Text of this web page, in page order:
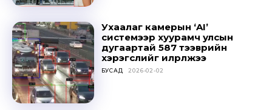
Ухаалаг камерын ‘AI’
системээр хуурамч улсын
дугаартай 587 тээврийн
хэрэгслийг илрүүлжээ
БУСАД 2026-02-02